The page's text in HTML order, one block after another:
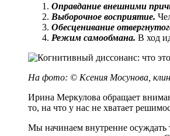
Оправдание внешними
Выборочное восприятие.
Обесценивание
Режим самообмана. В ход
На фото: © Ксения Мосунова,
Ирина Меркулова обращает
то, на что у нас не хватает
Мы начинаем внутренне осуждать